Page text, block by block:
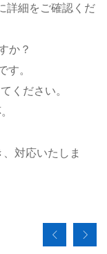
詳細をご確認くだ
か？
す。
ください。
対応いたしま